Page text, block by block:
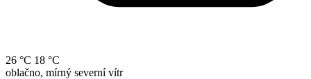
26 °C 18 °C
oblačno, mírný severní vítr